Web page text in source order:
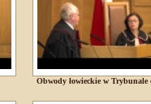
Obwody łowieckie w Trybunale